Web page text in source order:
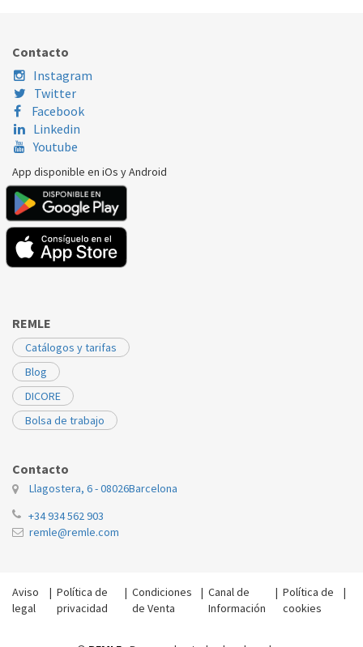
Contacto
Instagram
Twitter
Facebook
Linkedin
Youtube
App disponible en iOs y Android
REMLE
Catálogos y tarifas
Blog
DICORE
Bolsa de trabajo
Contacto
Llagostera, 6 - 08026Barcelona
+34 934 562 903
remle@remle.com
Aviso
legal
| Política de
privacidad
|Condiciones
de Venta
|Canal de
Información
| Política de
cookies
|